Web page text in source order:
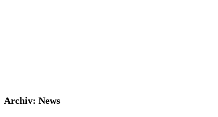
Archiv: News